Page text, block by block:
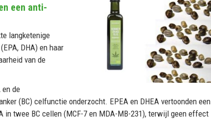
een anti-
langketenige
DHA) en haar
van de
en de
(BC) celfunctie onderzocht. EPEA en DHEA vertoonden een
in twee BC cellen (MCF-7 en MDA-MB-231), terwijl geen effect